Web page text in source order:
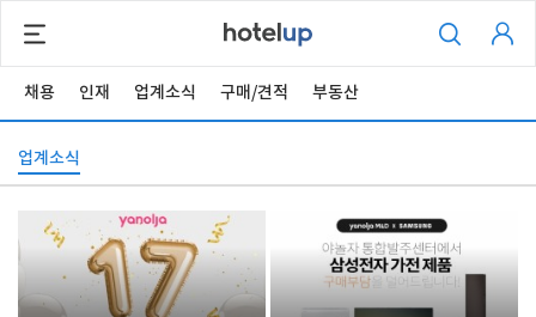
채용 인재 업계소식 구매/견적 부동산
업계소식